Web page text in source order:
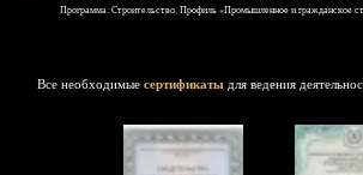
Программа: Строительство, Профиль «Промышленное и гражданское
Все необходимые сертификаты для ведения